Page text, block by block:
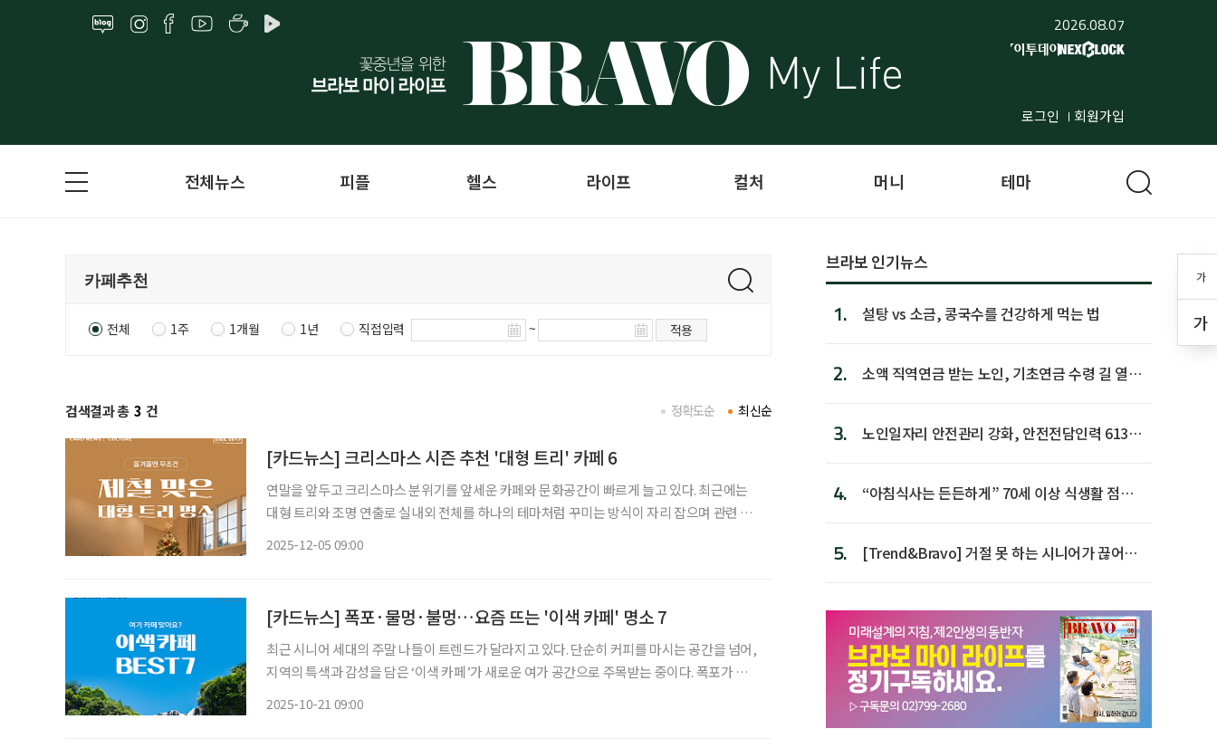
2026.08.07
로그인 회원가입
가
가
전체뉴스 피플 헬스 라이프 컬처 머니 테마
전체 1주 1개월 1년 직접입력 ~ 적용
검색결과 총 3 건 최신순
정확도순
[카드뉴스] 크리스마스 시즌 추천 '대형 트리' 카페 6
연말을 앞두고 크리스마스 분위기를 앞세운 카페와 문화공간이 빠르게 늘고 있다. 최근에는
대형 트리와 조명 연출로 실내외 전체를 하나의 테마처럼 꾸미는 방식이 자리 잡으며 관련 장
2025-12-05 09:00
[카드뉴스] 폭포·물멍·불멍…요즘 뜨는 '이색 카페' 명소 7
최근 시니어 세대의 주말 나들이 트렌드가 달라지고 있다. 단순히 커피를 마시는 공간을 넘어,
지역의 특색과 감성을 담은 ‘이색 카페’가 새로운 여가 공간으로 주목받는 중이다. 폭포가 내
2025-10-21 09:00
브라보 인기뉴스
1. 설탕 vs 소금, 콩국수를 건강하게 먹는 법
2.
소액 직역연금 받는 노인, 기초연금 수령 길 열린
3.
노인일자리 안전관리 강화, 안전전담인력 613명
4.
“아침식사는 든든하게” 70세 이상 식생활 점수
5.
[Trend&Bravo] 거절 못 하는 시니어가 끊어야